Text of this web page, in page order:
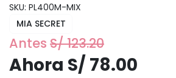
SKU: PL400M-MIX
MIA SECRET
Antes S/ 123.20
Ahora S/ 78.00